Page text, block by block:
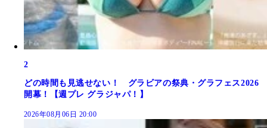
2
どの時間も見逃せない！ グラビアの祭典・グラフェス2026
開幕！【週プレ グラジャパ！】
2026年08月06日 20:00